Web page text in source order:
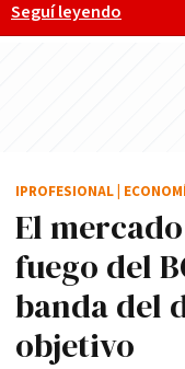
Seguí leyendo
El
fuego del
banda del
objetivo
IPROFESIONAL